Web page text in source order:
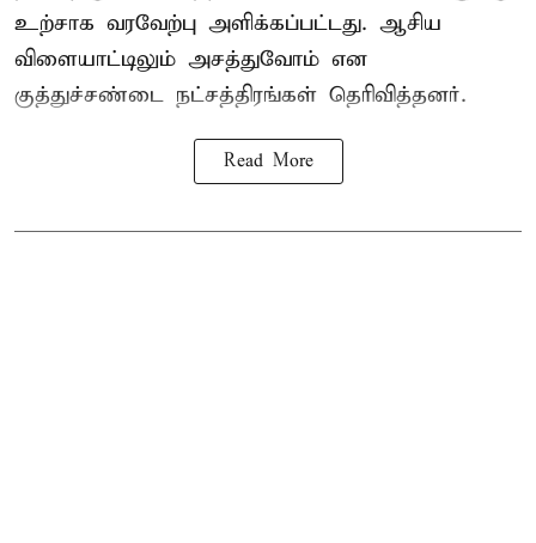
உற்சாக வரவேற்பு அளிக்கப்பட்டது. ஆசிய
விளையாட்டிலும் அசத்துவோம் என
குத்துச்சண்டை நட்சத்திரங்கள் தெரிவித்தனர்.
Read More